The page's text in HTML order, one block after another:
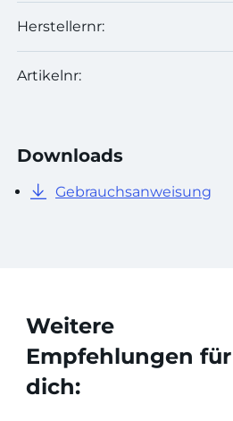
Herstellernr:
Artikelnr:
Downloads
Gebrauchsanweisung
Weitere
Empfehlungen für
dich: